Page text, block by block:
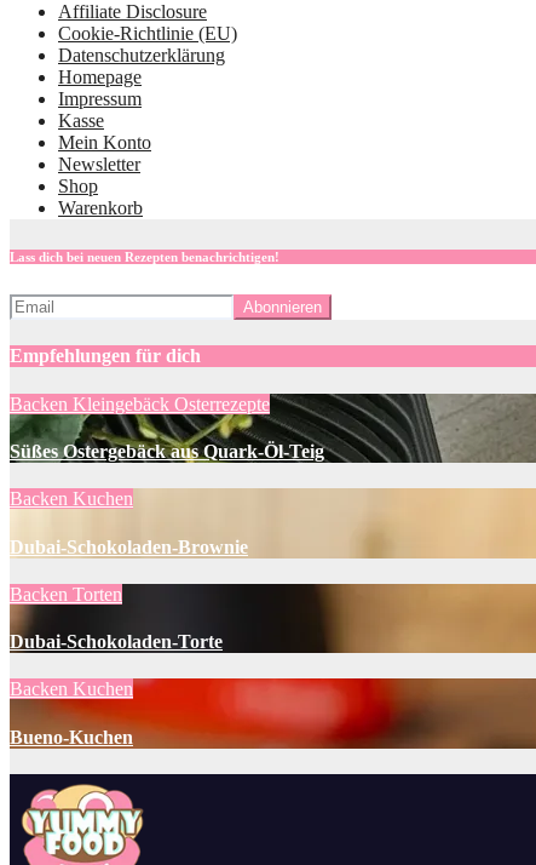
Affiliate Disclosure
Cookie-Richtlinie (EU)
Datenschutzerklärung
Homepage
Impressum
Kasse
Mein Konto
Newsletter
Shop
Warenkorb
Lass dich bei neuen Rezepten benachrichtigen!
Empfehlungen für dich
Backen Kleingebäck Osterrezepte
Süßes Ostergebäck aus Quark-Öl-Teig
Backen Kuchen
Dubai-Schokoladen-Brownie
Backen Torten
Dubai-Schokoladen-Torte
Backen Kuchen
Bueno-Kuchen